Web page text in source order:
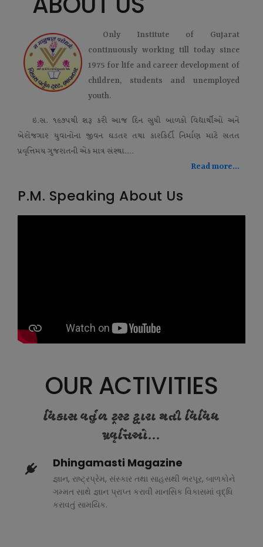
Only Institute of Gujarat
continuously working till today since
1975 for life and career development of
children, students and unemployed
youth.
ઇ.સ. ૧૯૭૫થી શરૂ કરી આજ દિન સુધી બાળકો વિદ્યાર્થીઓ અને
બેરોજગાર યુવાનોના જીવન ઘડતર તથા કારકિર્દી નિર્માણ માટે સતત
પ્રવૃત્તિમય ગુજરાતની એક માત્ર સંસ્થા....
Read more...
P.M. Speaking About Us
OUR ACTIVITIES
વિકાસ વર્તુળ ટ્રસ્ટ દ્વારા થતી વિવિધ
પ્રવૃત્તિઓ...
Dhingamasti Magazine
જ્ઞાન, રાષ્ટ્રપ્રેમ, સંસ્કાર તથા સાહસથી ભરપૂર, બાળકોને
ગમ્મત સાથે જ્ઞાન પ્રાપ્ત કરાવી માનસિક વિકાસમાં વૃદ્ધિ
કરાવતું સામયિક.